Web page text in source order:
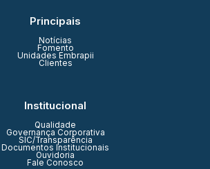
Principais
Notícias
Fomento
Unidades Embrapii
Clientes
Institucional
Qualidade
Governança Corporativa
SIC/Transparência
Documentos Institucionais
Ouvidoria
Fale Conosco